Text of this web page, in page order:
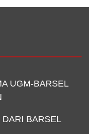
UGM-BARSEL
DARI BARSEL